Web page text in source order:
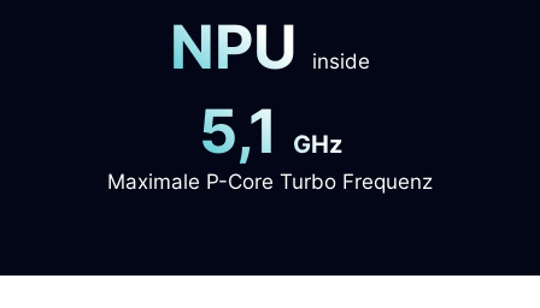
NPU inside
5,1 GHz
Maximale P-Core Turbo Frequenz